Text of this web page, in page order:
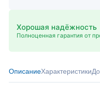
Хорошая надёжность
Полноценная гарантия от
ОписаниеХарактеристики